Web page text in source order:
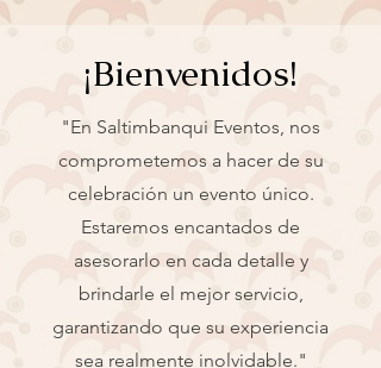
¡Bienvenidos!
"En Saltimbanqui Eventos, nos
comprometemos a hacer de su
celebración un evento único.
Estaremos encantados de
asesorarlo en cada detalle y
brindarle el mejor servicio,
garantizando que su experiencia
sea realmente inolvidable."